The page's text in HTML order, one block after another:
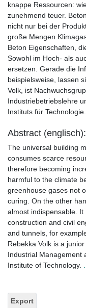
knappe Ressourcen:
zunehmend teuer.
nicht nur bei der
große Mengen
Beton Eigenschaften,
Sowohl im Hoch- als
ersetzen. Gerade die
beispielsweise, lassen
Volk, ist
Industriebetriebslehre
Instituts für Technologie.
Abstract (englisch):
The universal building
consumes scarce
therefore becoming
harmful to the climate
greenhouse gases not
curing. On the other
almost indispensable.
construction and civil
and tunnels, for
Rebekka Volk is a
Industrial Management
Institute of Technology.
Export